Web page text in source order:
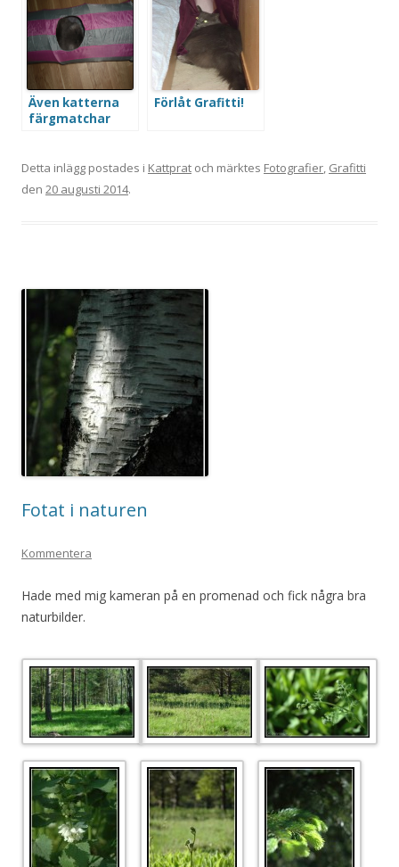
Även katterna
färgmatchar
Förlåt Grafitti!
Detta inlägg postades i Kattprat och märktes Fotografier, Grafitti
den 20 augusti 2014.
Fotat i naturen
Kommentera
Hade med mig kameran på en promenad och fick några bra
naturbilder.